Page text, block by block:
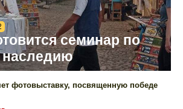
семинар по
наследию
фотовыставку, посвященную победе